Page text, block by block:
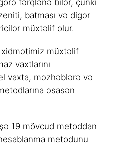
fərqlənə bilər, çünki
batması və digər
müxtəlif olur.
xidmətimiz müxtəlif
vaxtlarını
vaxta, məzhəblərə və
əsasən
19 mövcud metoddan
metodunu